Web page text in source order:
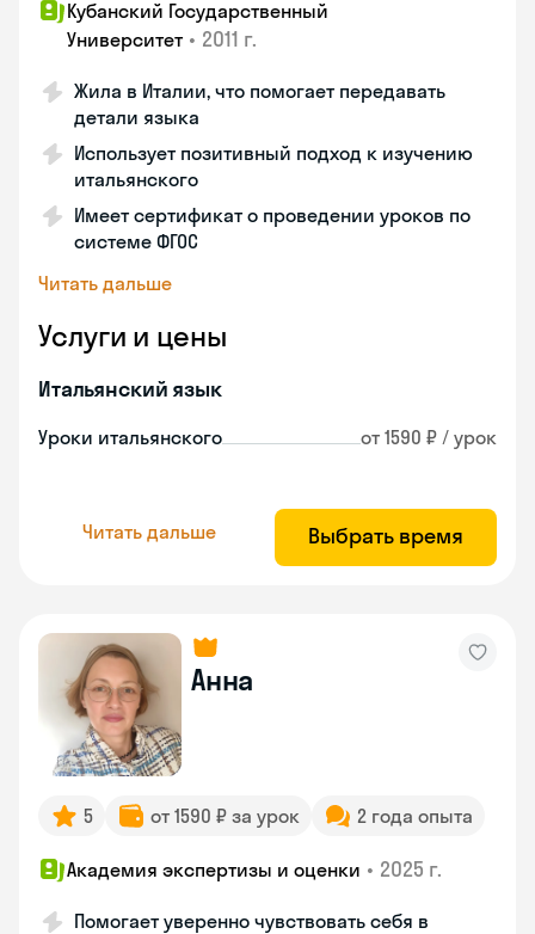
Кубанский Государственный
Университет • 2011 г.
Жила в Италии, что помогает передавать
детали языка
Использует позитивный подход к изучению
итальянского
Имеет сертификат о проведении уроков по
системе ФГОС
Читать дальше
Услуги и цены
Итальянский язык
Уроки итальянского от 1590 ₽ / урок
Читать дальше Выбрать время
Анна
5 от 1590 ₽ за урок 2 года опыта
Академия экспертизы и оценки • 2025 г.
Помогает уверенно чувствовать себя в